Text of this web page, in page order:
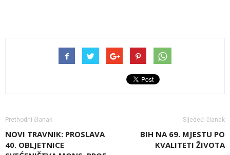
Prethodni članak
NOVI TRAVNIK: PROSLAVA
40. OBLJETNICE
Sljedeći članak
BIH NA 69. MJESTU PO
KVALITETI ŽIVOTA